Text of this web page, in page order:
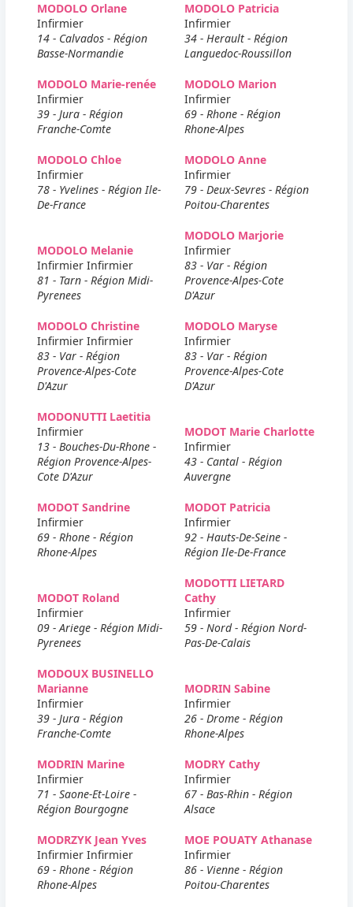
MODOLO Orlane
Infirmier
14 - Calvados - Région
Basse-Normandie
MODOLO Patricia
Infirmier
34 - Herault - Région
Languedoc-Roussillon
MODOLO Marie-renée
Infirmier
39 - Jura - Région
Franche-Comte
MODOLO Marion
Infirmier
69 - Rhone - Région
Rhone-Alpes
MODOLO Chloe
Infirmier
78 - Yvelines - Région Ile-
De-France
MODOLO Anne
Infirmier
79 - Deux-Sevres - Région
Poitou-Charentes
MODOLO Melanie
Infirmier Infirmier
81 - Tarn - Région Midi-
Pyrenees
MODOLO Marjorie
Infirmier
83 - Var - Région
Provence-Alpes-Cote
D'Azur
MODOLO Christine
Infirmier Infirmier
83 - Var - Région
Provence-Alpes-Cote
D'Azur
MODOLO Maryse
Infirmier
83 - Var - Région
Provence-Alpes-Cote
D'Azur
MODONUTTI Laetitia
Infirmier
13 - Bouches-Du-Rhone -
Région Provence-Alpes-
Cote D'Azur
MODOT Marie Charlotte
Infirmier
43 - Cantal - Région
Auvergne
MODOT Sandrine
Infirmier
69 - Rhone - Région
Rhone-Alpes
MODOT Patricia
Infirmier
92 - Hauts-De-Seine -
Région Ile-De-France
MODOT Roland
Infirmier
09 - Ariege - Région Midi-
Pyrenees
MODOTTI LIETARD
Cathy
Infirmier
59 - Nord - Région Nord-
Pas-De-Calais
MODOUX BUSINELLO
Marianne
Infirmier
39 - Jura - Région
Franche-Comte
MODRIN Sabine
Infirmier
26 - Drome - Région
Rhone-Alpes
MODRIN Marine
Infirmier
71 - Saone-Et-Loire -
Région Bourgogne
MODRY Cathy
Infirmier
67 - Bas-Rhin - Région
Alsace
MODRZYK Jean Yves
Infirmier Infirmier
69 - Rhone - Région
Rhone-Alpes
MOE POUATY Athanase
Infirmier
86 - Vienne - Région
Poitou-Charentes